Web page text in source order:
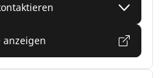
anzeigen